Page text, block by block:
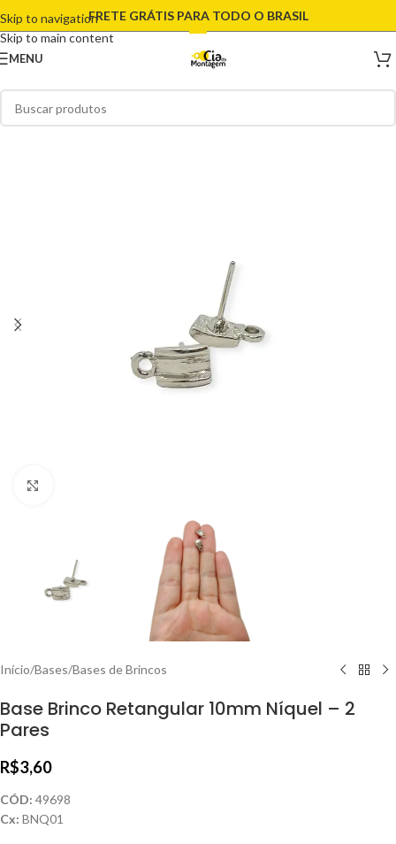
Skip to navigation
Skip to main content
FRETE GRÁTIS PARA TODO O BRASIL
MENU
Início/Bases/Bases de Brincos
Base Brinco Retangular 10mm Níquel – 2
Pares
R$3,60
CÓD: 49698
Cx: BNQ01